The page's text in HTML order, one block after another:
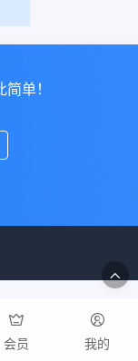
单！
会员 我的